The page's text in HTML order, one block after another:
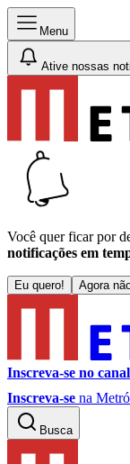
Menu
Ative nossas
Você quer ficar por
notificações em
Eu quero! Agora
Inscreva-se no canal
Inscreva-se na
Busca